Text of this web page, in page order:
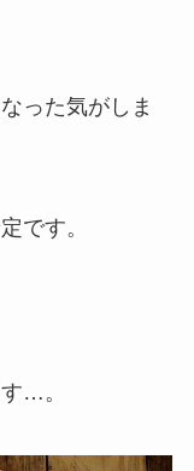
った気がしま
です。
…。